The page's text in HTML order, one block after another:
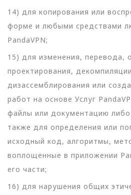
14) для копирования или
форме и любыми средствами
PandaVPN;
15) для изменения, перевода,
проектирования,
дизассемблирования или
работ на основе Услуг
файлы или документацию
также для определения или
исходный код, алгоритмы,
воплощенные в приложении
его части;
16) для нарушения общих